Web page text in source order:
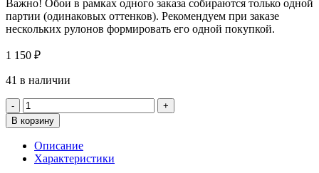
Важно! Обои в рамках одного заказа собираются только одной
партии (одинаковых оттенков). Рекомендуем при заказе
нескольких рулонов формировать его одной покупкой.
1 150 ₽
41 в наличии
Количество
товара
Обои
Эрисманн
60670-
В корзину
Описание
Характеристики